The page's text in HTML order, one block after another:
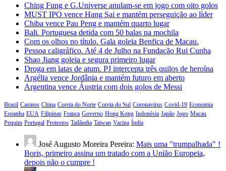
Ching Fung e G.Universe anulam-se em jogo com oito golos
MUST IPO vence Hang Sai e mantém perseguição ao líder
Chiba vence Pau Peng e mantém quarto lugar
Bali. Portuguesa detida com 50 balas na mochila
Com os olhos no título. Gala goleia Benfica de Macau.
Pessoa caligráfico. Até 4 de Julho na Fundação Rui Cunha
Shao Jiang goleia e segura primeiro lugar
Droga em latas de atum. PJ intercepta três quilos de heroína
Argélia vence Jordânia e mantém futuro em aberto
Argentina vence Áustria com dois golos de Messi
Brasil Casinos China Coreia do Norte Coreia do Sul Coronavírus Covid-19 Economia
Espanha EUA Filipinas França Governo Hong Kong Indonésia Japão Jogo Macau
Pequim Portugal Protestos Tailândia Taiwan Vacina Índia
José Augusto Moreira Pereira: Mais uma "trumpalhada" !
Boris, primeiro assina um tratado com a União Europeia,
depois não o cumpre !